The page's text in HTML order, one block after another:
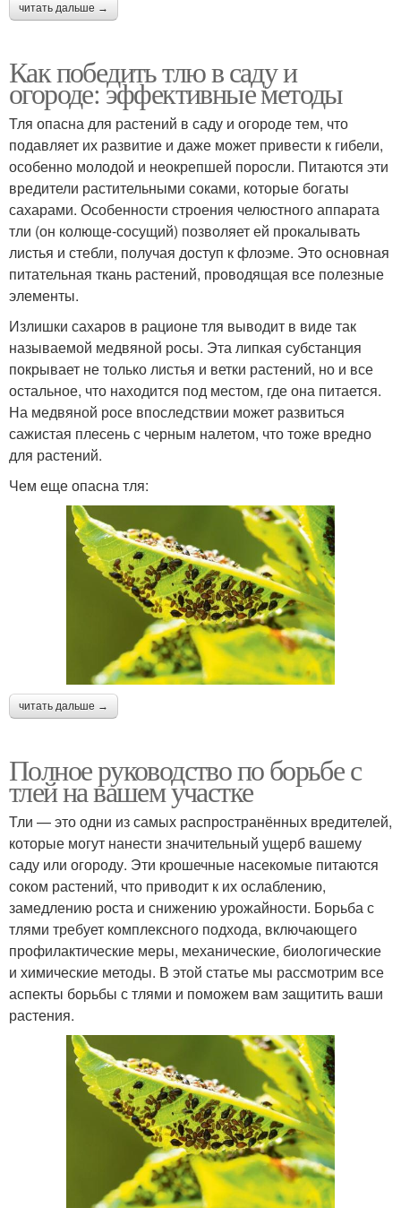
читать дальше →
Как победить тлю в саду и
огороде: эффективные методы
Тля опасна для растений в саду и огороде тем, что
подавляет их развитие и даже может привести к гибели,
особенно молодой и неокрепшей поросли. Питаются эти
вредители растительными соками, которые богаты
сахарами. Особенности строения челюстного аппарата
тли (он колюще-сосущий) позволяет ей прокалывать
листья и стебли, получая доступ к флоэме. Это основная
питательная ткань растений, проводящая все полезные
элементы.
Излишки сахаров в рационе тля выводит в виде так
называемой медвяной росы. Эта липкая субстанция
покрывает не только листья и ветки растений, но и все
остальное, что находится под местом, где она питается.
На медвяной росе впоследствии может развиться
сажистая плесень с черным налетом, что тоже вредно
для растений.
Чем еще опасна тля:
читать дальше →
Полное руководство по борьбе с
тлей на вашем участке
Тли — это одни из самых распространённых вредителей,
которые могут нанести значительный ущерб вашему
саду или огороду. Эти крошечные насекомые питаются
соком растений, что приводит к их ослаблению,
замедлению роста и снижению урожайности. Борьба с
тлями требует комплексного подхода, включающего
профилактические меры, механические, биологические
и химические методы. В этой статье мы рассмотрим все
аспекты борьбы с тлями и поможем вам защитить ваши
растения.